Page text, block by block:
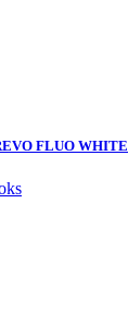
FLUO WHITE